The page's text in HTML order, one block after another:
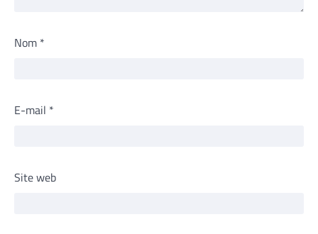
Nom *
E-mail *
Site web